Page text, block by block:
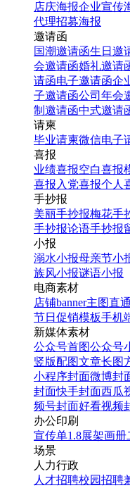
店庆海报企业宣传
代理招募海报
邀请函
国潮邀请函生日邀
会邀请函婚礼邀请
请函电子邀请函企
子邀请函公司年会
制邀请函中式邀请
请柬
毕业请柬微信电子
喜报
业绩喜报空白喜报
喜报 入党喜报个人
手抄报
美丽手抄报梅花手
手抄报论语手抄报
小报
溺水小报母亲节小
族风小报谜语小报
电商素材
店铺banner主图直
节日促销模板手机
新媒体素材
公众号首图公众号
竖版配图文章长图
小程序封面微博封
封面快手封面西瓜
频号封面好看视频
办公印刷
宣传单1.8展架画册
场景
人力行政
人才招聘校园招聘